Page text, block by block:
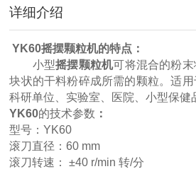
详细介绍
YK60摇摆颗粒机的特点：
小型摇摆颗粒机可将混合的粉
块状的干料粉碎成所需的颗粒。适用
科研单位、实验室、医院、小型保健
YK60的技术参数 ：
型号：YK60
滚刀直径：60 mm
滚刀转速： ±40 r/min 转/分